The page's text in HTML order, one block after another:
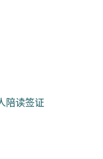
陪读签证